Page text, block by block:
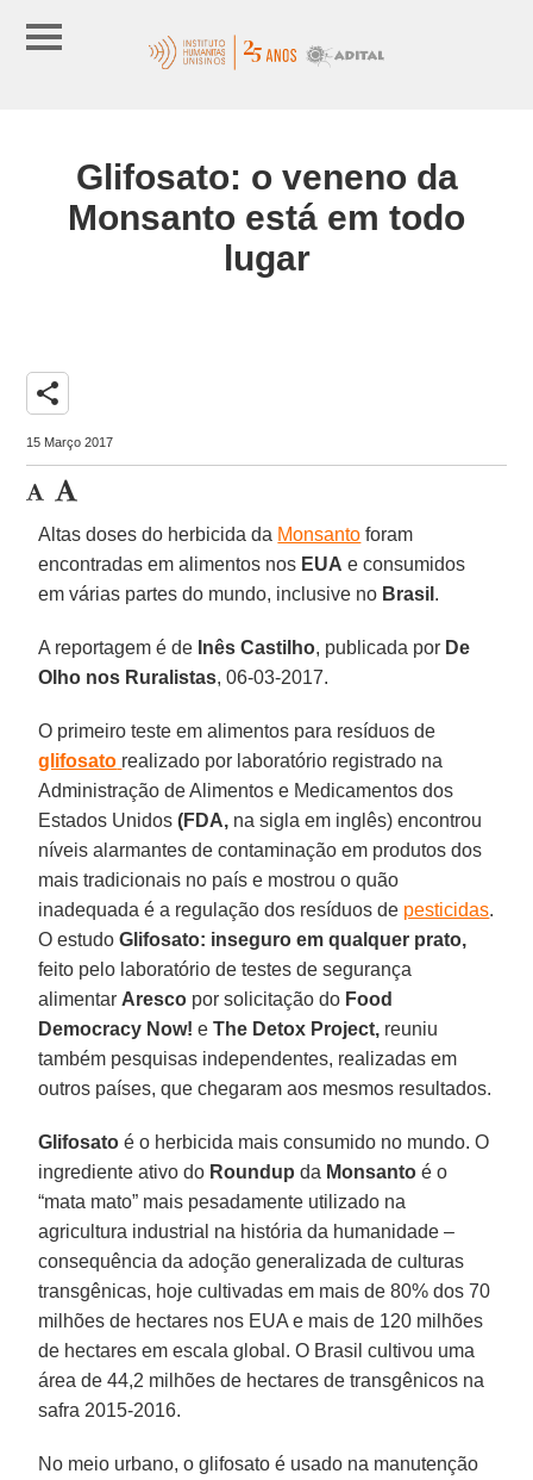
Glifosato: o veneno da
Monsanto está em todo
lugar
share
15 Março 2017
Altas doses do herbicida da Monsanto foram
encontradas em alimentos nos EUA e consumidos
em várias partes do mundo, inclusive no Brasil .
A reportagem é de Inês Castilho, publicada por De
Olho nos Ruralistas, 06-03-2017.
O primeiro teste em alimentos para resíduos de
glifosato realizado por laboratório registrado na
Administração de Alimentos e Medicamentos dos
Estados Unidos(FDA, na sigla em inglês) encontrou
níveis alarmantes de contaminação em produtos dos
mais tradicionais no país e mostrou o quão
inadequada é a regulação dos resíduos de pesticidas.
O estudoGlifosato: inseguro em qualquer prato,
feito pelo laboratório de testes de segurança
alimentar Aresco por solicitação do Food
Democracy Now! eThe Detox Project, reuniu
também pesquisas independentes, realizadas em
outros países, que chegaram aos mesmos resultados.
Glifosato é o herbicida mais consumido no mundo. O
ingrediente ativo do Roundup da Monsanto é o
“mata mato” mais pesadamente utilizado na
agricultura industrial na história da humanidade –
consequência da adoção generalizada de culturas
transgênicas, hoje cultivadas em mais de 80% dos 70
milhões de hectares nos EUA e mais de 120 milhões
de hectares em escala global. O Brasil cultivou uma
área de 44,2 milhões de hectares de transgênicos na
safra 2015-2016.
No meio urbano, o glifosato é usado na manutenção